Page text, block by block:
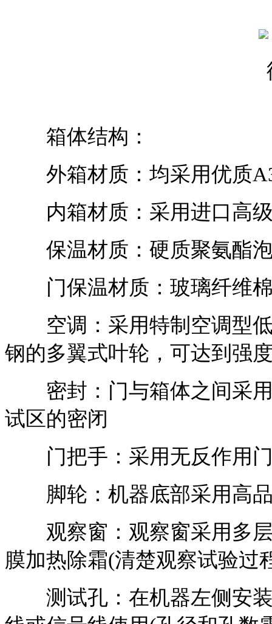
箱体结构：
外箱材质：均采用优质A3
内箱材质：采用进口高级
保温材质：硬质聚氨酯泡
门保温材质：玻璃纤维
空调：采用特制空调型低
钢的多翼式叶轮，可达到强
密封：门与箱体之间采用
试区的密闭
门把手：采用无反作用门
脚轮：机器底部采用高品
观察窗：观察窗采用多层
膜加热除霜(清楚观察试验过
测试孔：在机器左侧安装